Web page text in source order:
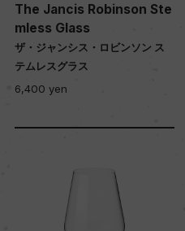
The Jancis Robinson Ste
mless Glass
ザ・ジャンシス・ロビンソン ス
テムレスグラス
6,400 yen